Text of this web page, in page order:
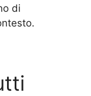
di